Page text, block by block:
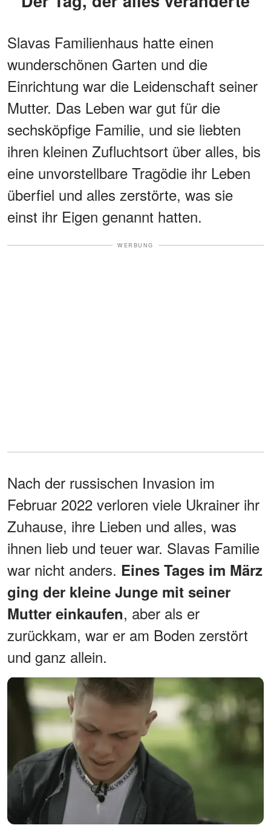
Slavas Familienhaus hatte einen
wunderschönen Garten und die
Einrichtung war die Leidenschaft seiner
Mutter. Das Leben war gut für die
sechsköpfige Familie, und sie liebten
ihren kleinen Zufluchtsort über alles, bis
eine unvorstellbare Tragödie ihr Leben
überfiel und alles zerstörte, was sie
einst ihr Eigen genannt hatten.
WERBUNG
Nach der russischen Invasion im
Februar 2022 verloren viele Ukrainer ihr
Zuhause, ihre Lieben und alles, was
ihnen lieb und teuer war. Slavas Familie
war nicht anders. Eines Tages im März
ging der kleine Junge mit seiner
Mutter einkaufen, aber als er
zurückkam, war er am Boden zerstört
und ganz allein.